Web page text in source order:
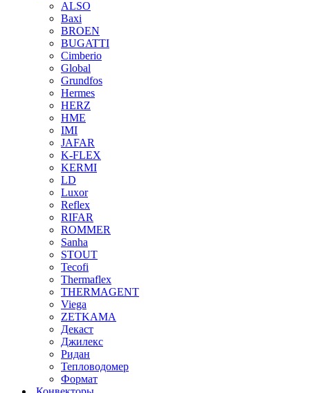
ALSO
Baxi
BROEN
BUGATTI
Cimberio
Global
Grundfos
Hermes
HERZ
HME
IMI
JAFAR
K-FLEX
KERMI
LD
Luxor
Reflex
RIFAR
ROMMER
Sanha
STOUT
Tecofi
Thermaflex
THERMAGENT
Viega
ZETKAMA
Декаст
Джилекс
Ридан
Тепловодомер
Формат